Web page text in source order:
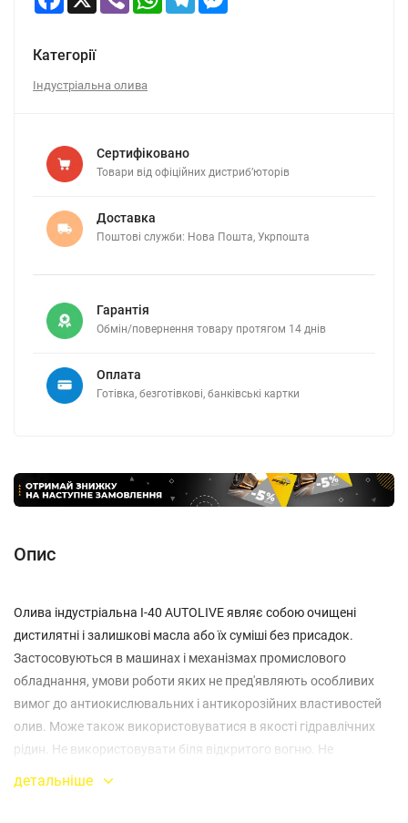
Категорії
Індустріальна олива
Сертифіковано
Товари від офіційних дистриб’юторів
Доставка
Поштові служби: Нова Пошта, Укрпошта
Гарантія
Обмін/повернення товару протягом 14 днів
Оплата
Готівка, безготівкові, банківські картки
Опис
Олива індустріальна І-40 AUTOLIVE являє собою очищені
дистилятні і залишкові масла або їх суміші без присадок.
Застосовуються в машинах і механізмах промислового
обладнання, умови роботи яких не пред'являють особливих
вимог до антиокислювальних і антикорозійних властивостей
олив. Може також використовуватися в якості гідравлічних
рідин. Не використовувати біля відкритого вогню. Не
допускайте забруднення навколишнього середовища оливою.
детальніше